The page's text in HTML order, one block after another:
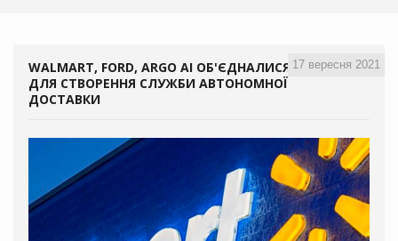
17 вересня 2021
WALMART, FORD, ARGO AI ОБ'ЄДНАЛИСЯ
ДЛЯ СТВОРЕННЯ СЛУЖБИ АВТОНОМНОЇ
ДОСТАВКИ